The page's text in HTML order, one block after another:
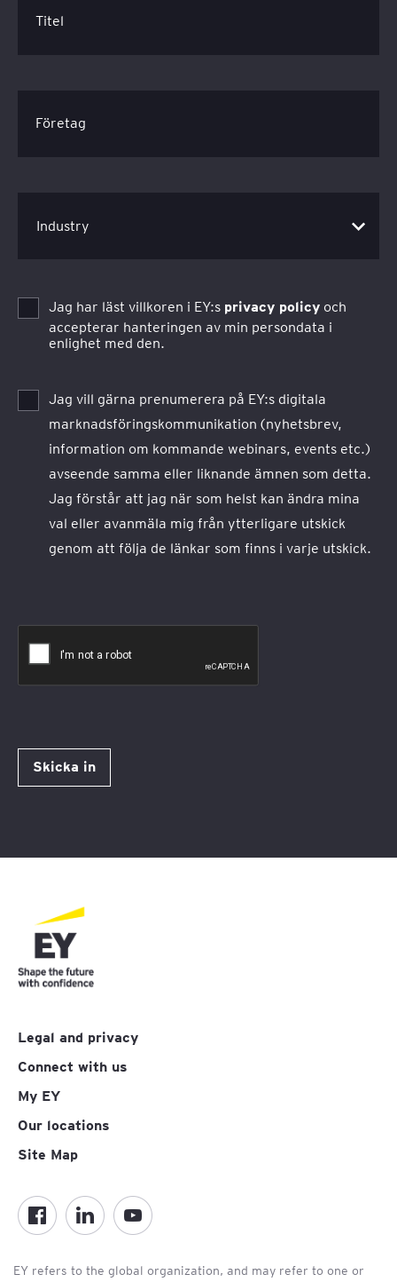
Titel
Företag
Jag har läst villkoren i EY:s privacy policy och
accepterar hanteringen av min persondata i
enlighet med den.
Jag vill gärna prenumerera på EY:s digitala
marknadsföringskommunikation (nyhetsbrev,
information om kommande webinars, events etc.)
avseende samma eller liknande ämnen som detta.
Jag förstår att jag när som helst kan ändra mina
val eller avanmäla mig från ytterligare utskick
genom att följa de länkar som finns i varje utskick.
Skicka in
Legal and privacy
Connect with us
My EY
Our locations
Site Map
EY refers to the global organization, and may refer to one or